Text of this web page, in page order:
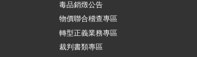
毒品銷燬公告
物價聯合稽查專區
轉型正義業務專區
裁判書類專區